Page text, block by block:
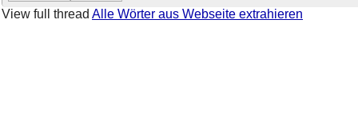
View full thread Alle Wörter aus Webseite extrahieren